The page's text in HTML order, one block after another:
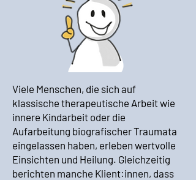
Viele Menschen, die sich auf
klassische therapeutische Arbeit wie
innere Kindarbeit oder die
Aufarbeitung biografischer Traumata
eingelassen haben, erleben wertvolle
Einsichten und Heilung. Gleichzeitig
berichten manche Klient:innen, dass